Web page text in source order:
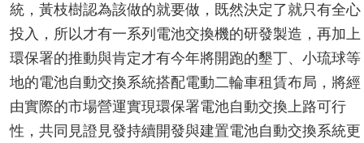
統，黃枝樹認為該做的就要做，既然決定了就只有全心
投入，所以才有一系列電池交換機的研發製造，再加上
環保署的推動與肯定才有今年將開跑的墾丁、小琉球等
地的電池自動交換系統搭配電動二輪車租賃布局，將經
由實際的市場營運實現環保署電池自動交換上路可行
性，共同見證見發持續開發與建置電池自動交換系統更